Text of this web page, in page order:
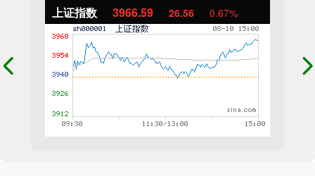
上证指数 3966.59 26.56 0.67%